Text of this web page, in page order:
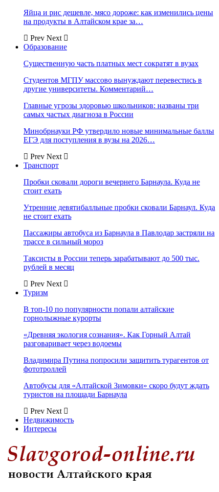
Яйца и рис дешевле, мясо дороже: как изменились цены
на продукты в Алтайском крае за…
Prev Next
Образование
Существенную часть платных мест сократят в вузах
Студентов МГПУ массово вынуждают перевестись в
другие университеты. Комментарий…
Главные угрозы здоровью школьников: названы три
самых частых диагноза в России
Минобрнауки РФ утвердило новые минимальные баллы
ЕГЭ для поступления в вузы на 2026…
Prev Next
Транспорт
Пробки сковали дороги вечернего Барнаула. Куда не
стоит ехать
Утренние девятибалльные пробки сковали Барнаул. Куда
не стоит ехать
Пассажиры автобуса из Барнаула в Павлодар застряли на
трассе в сильный мороз
Таксисты в России теперь зарабатывают до 500 тыс.
рублей в месяц
Prev Next
Туризм
В топ-10 по популярности попали алтайские
горнолыжные курорты
«Древняя экология сознания». Как Горный Алтай
разговаривает через водоемы
Владимира Путина попросили защитить турагентов от
фототроллей
Автобусы для «Алтайской Зимовки» скоро будут ждать
туристов на площади Барнаула
Prev Next
Недвижимость
Интересы